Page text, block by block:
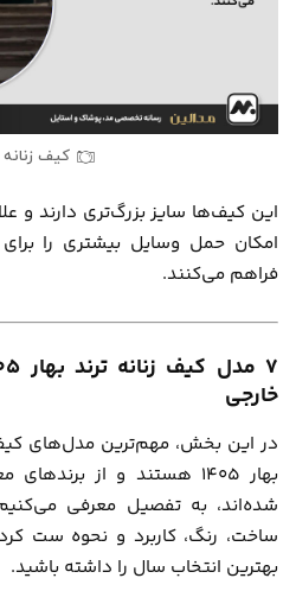
کیف زنانه
این کیف‌ها سایز بزرگ‌تری دارند و
امکان حمل وسایل بیشتری را
فراهم می‌کنند.
خارجی
در این بخش، مهم‌ترین مدل‌های کیف
بهار 1405 هستند و از
شده‌اند، به تفصیل معرفی
ساخت، رنگ، کاربرد و نحوه ست
بهترین انتخاب سال را داشته باشید.